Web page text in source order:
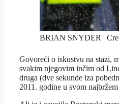
BRIAN SNYDER |
Govoreći o iskustvu na stazi,
svakim njegovim inčim od
druga (dve sekunde iza
2011. godine u svom